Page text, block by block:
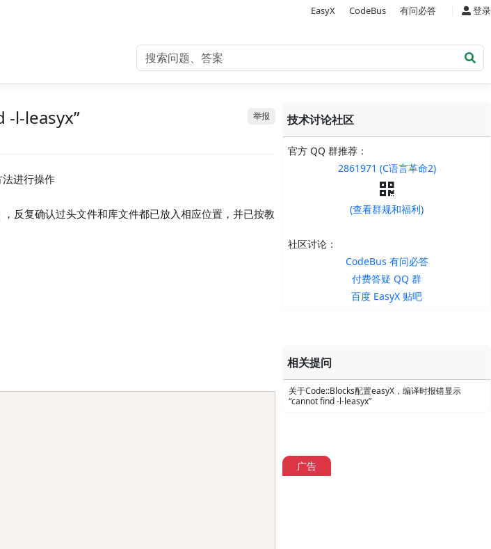
EasyX CodeBus 有问必答 登录
举报
-l-leasyx”
进行操作
反复确认过头文件和库文件都已放入相应位置，并已按教
技术讨论社区
官方 QQ 群推荐：
2861971 (C语言革命2)
(查看群规和福利)
社区讨论：
CodeBus 有问必答
付费答疑 QQ 群
百度 EasyX 贴吧
相关提问
关于Code::Blocks配置easyX，编译时报错显示
“cannot find -l-leasyx”
广告